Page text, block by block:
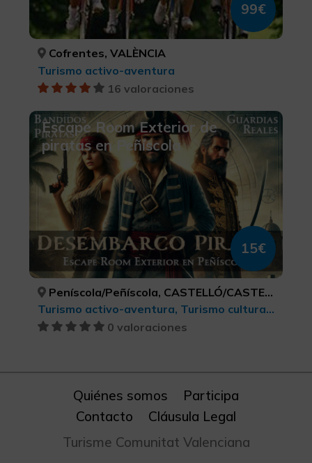
99€
Cofrentes, VALÈNCIA
Turismo activo-aventura
16 valoraciones
Escape Room Exterior de
piratas en Peñíscola
15€
Peníscola/Peñíscola, CASTELLÓ/CASTELLÓN
Turismo activo-aventura, Turismo cultural, Turismo de ocio y diversión, LGBTQ+, Turismo deportivo
0 valoraciones
Quiénes somos
Participa
Contacto
Cláusula Legal
Turisme Comunitat Valenciana